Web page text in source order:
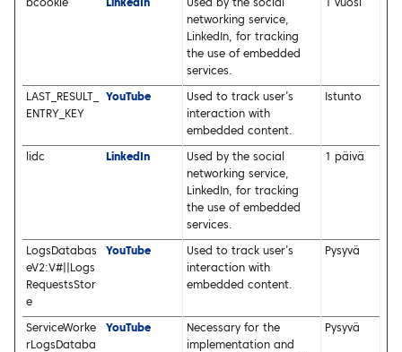
bcookie LinkedIn
Used by the social
networking service,
LinkedIn, for tracking
the use of embedded
services.
1 vuosi
LAST_RESULT_
ENTRY_KEY
YouTube
Used to track user’s
interaction with
embedded content.
Istunto
lidc LinkedIn
Used by the social
networking service,
LinkedIn, for tracking
the use of embedded
services.
1 päivä
LogsDatabas
eV2:V#||Logs
RequestsStor
e
YouTube
Used to track user’s
interaction with
embedded content.
Pysyvä
ServiceWorke
rLogsDataba
YouTube
Necessary for the
implementation and
Pysyvä